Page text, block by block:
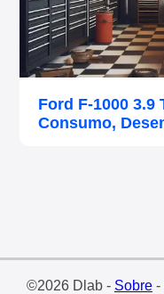
Ford F-1000 3.9
Consumo,
©2026 Dlab - Sobre-